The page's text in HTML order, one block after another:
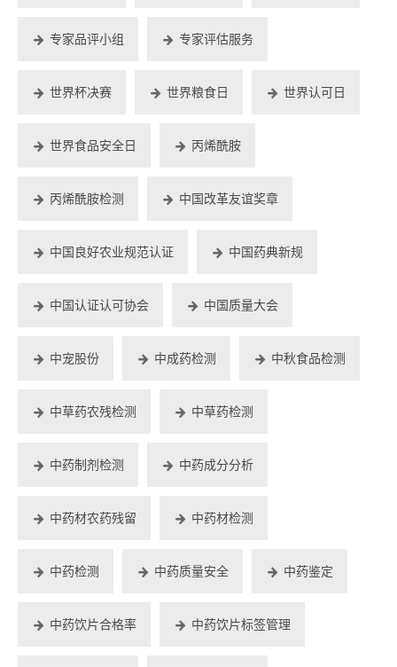
专家品评小组 专家评估服务
世界杯决赛 世界粮食日 世界认可日
世界食品安全日 丙烯酰胺
丙烯酰胺检测 中国改革友谊奖章
中国良好农业规范认证 中国药典新规
中国认证认可协会 中国质量大会
中宠股份 中成药检测 中秋食品检测
中草药农残检测 中草药检测
中药制剂检测 中药成分分析
中药材农药残留 中药材检测
中药检测 中药质量安全 中药鉴定
中药饮片合格率 中药饮片标签管理